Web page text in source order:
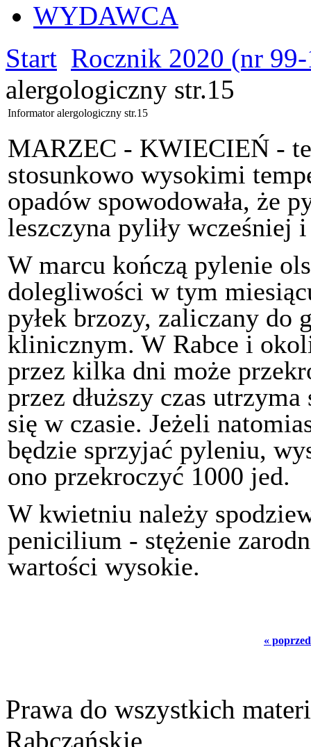
WYDAWCA
Start Rocznik 2020 (nr
alergologiczny str.15
Informator alergologiczny str.15
MARZEC - KWIECIEŃ -
stosunkowo wysokimi
opadów spowodowała, że
leszczyna pyliły wcześniej
W marcu kończą pylenie
dolegliwości w tym
pyłek brzozy, zaliczany do
klinicznym. W Rabce i
przez kilka dni może
przez dłuższy czas
się w czasie. Jeżeli
będzie sprzyjać pyleniu,
ono przekroczyć 1000 jed.
W kwietniu należy
penicilium - stężenie
wartości wysokie.
«
Prawa do wszystkich
Rabczańskie